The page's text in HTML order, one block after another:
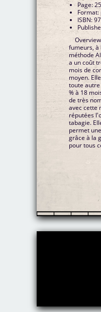
Page:
ISBN:
fumeurs, à
méthode
a un coût
mois de
moyen.
toute
% à 18
de très
avec cette
réputées
tabagie.
permet
grâce à la
pour tous